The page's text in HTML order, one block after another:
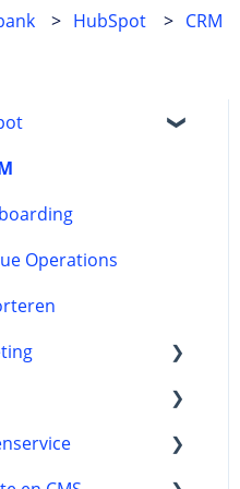
HubSpot CRM
Operations
content tools
automation